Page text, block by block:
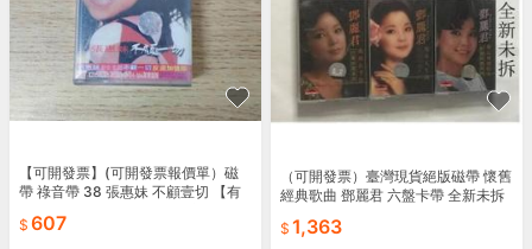
【可開發票】(可開發票報價單）磁
帶 祿音帶 38 張惠妹 不顧壹切 【有
607
（可開發票）臺灣現貨絕版磁帶 懷舊
經典歌曲 鄧麗君 六盤卡帶 全新未拆
1,363